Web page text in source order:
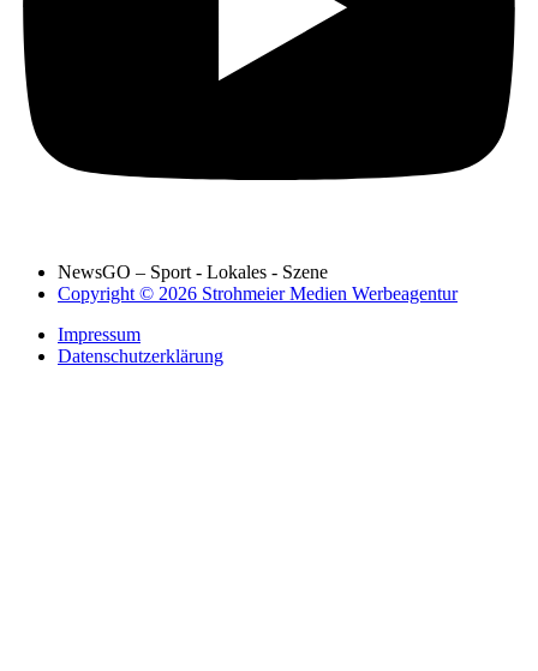
NewsGO – Sport - Lokales - Szene
Copyright © 2026 Strohmeier Medien Werbeagentur
Impressum
Datenschutzerklärung